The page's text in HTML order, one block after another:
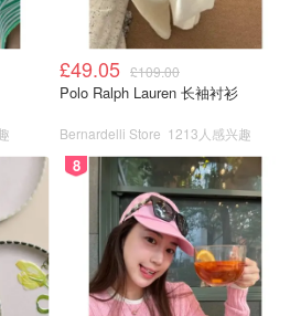
£49.05 £109.00
Polo Ralph Lauren 长袖衬衫
Bernardelli Store 1213人感兴趣
8